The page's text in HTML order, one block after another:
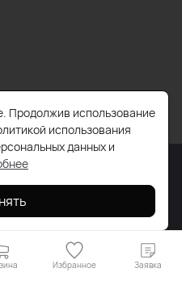
д. 309
Работает на ReadyScript
Избранное Заявка
Продолжив использование
использования
данных и